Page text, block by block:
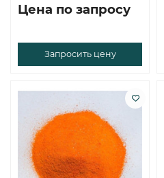
Цена по запросу
Запросить цену